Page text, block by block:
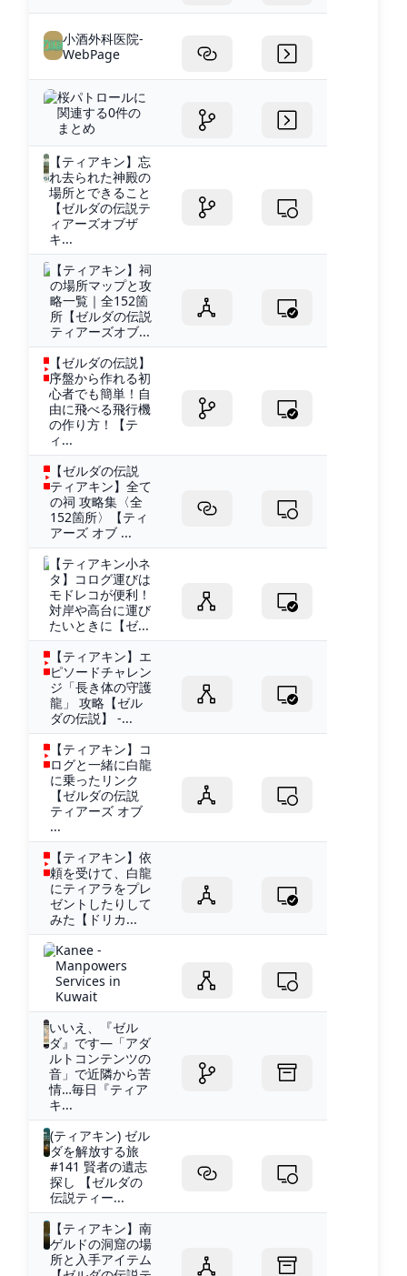
小酒外科医院-
WebPage
桜パトロールに
関連する0件の
まとめ
【ティアキン】忘
れ去られた神殿の
場所とできること
【ゼルダの伝説テ
ィアーズオブザ
キ...
【ティアキン】祠
の場所マップと攻
略一覧｜全152箇
所【ゼルダの伝説
ティアーズオブ...
【ゼルダの伝説】
序盤から作れる初
心者でも簡単！自
由に飛べる飛行機
の作り方！【テ
ィ...
【ゼルダの伝説
ティアキン】全て
の祠 攻略集〈全
152箇所〉【ティ
アーズ オブ ...
【ティアキン小ネ
タ】コログ運びは
モドレコが便利！
対岸や高台に運び
たいときに【ゼ...
【ティアキン】エ
ピソードチャレン
ジ「長き体の守護
龍」 攻略【ゼル
ダの伝説】 -...
【ティアキン】コ
ログと一緒に白龍
に乗ったリンク
【ゼルダの伝説
ティアーズ オブ
...
【ティアキン】依
頼を受けて、白龍
にティアラをプレ
ゼントしたりして
みた【ドリカ...
Kanee -
Manpowers
Services in
Kuwait
いいえ、『ゼル
ダ』です―「アダ
ルトコンテンツの
音」で近隣から苦
情…毎日『ティア
キ...
(ティアキン) ゼル
ダを解放する旅
#141 賢者の遺志
探し 【ゼルダの
伝説ティー...
【ティアキン】︎南
ゲルドの洞窟の場
所と入手アイテム